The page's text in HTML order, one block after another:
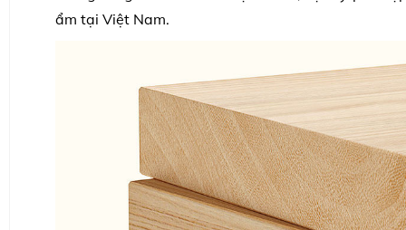
ẩm tại Việt Nam.